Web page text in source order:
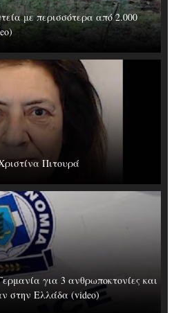
με περισσότερα από 2.000
Πιτουρά
για 3 ανθρωποκτονίες και
στην Ελλάδα (video)